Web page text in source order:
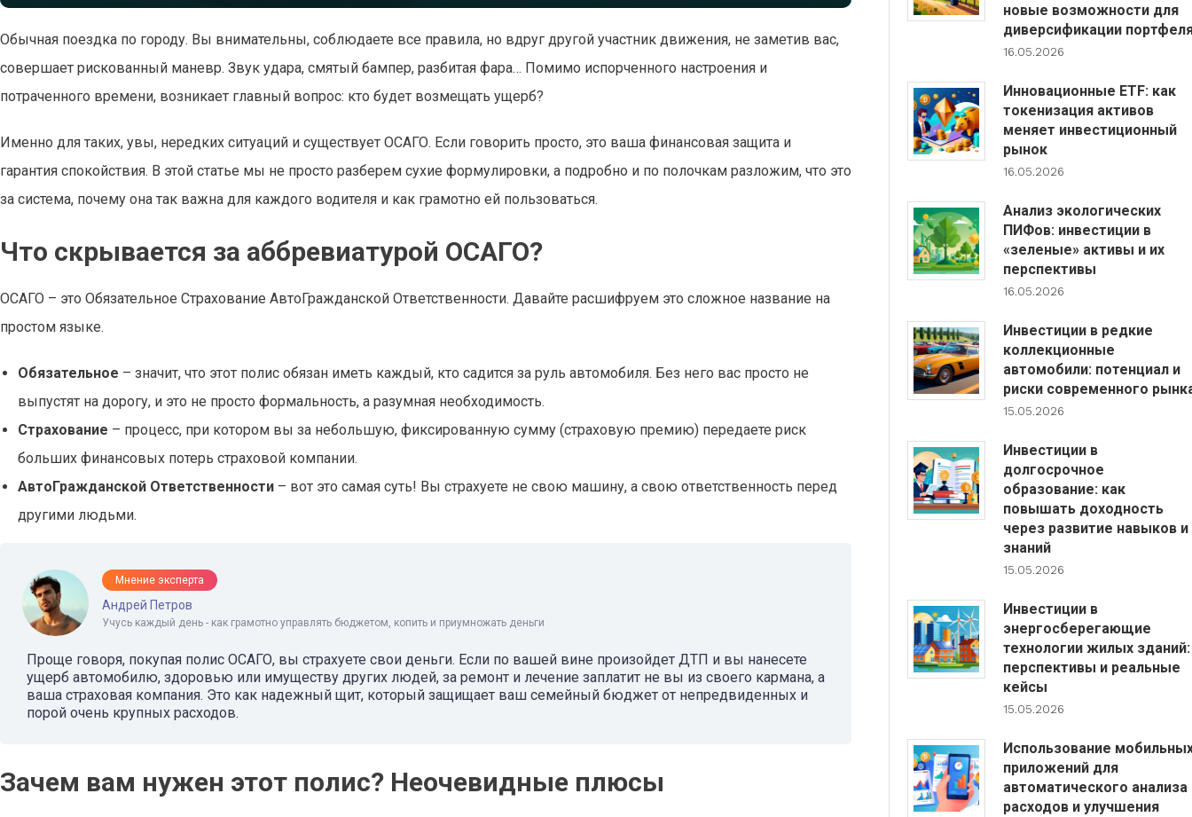
Обычная поездка по городу. Вы внимательны, соблюдаете все правила, но вдруг другой участник движения, не заметив вас,
совершает рискованный маневр. Звук удара, смятый бампер, разбитая фара… Помимо испорченного настроения и
потраченного времени, возникает главный вопрос: кто будет возмещать ущерб?
Именно для таких, увы, нередких ситуаций и существует ОСАГО. Если говорить просто, это ваша финансовая защита и
гарантия спокойствия. В этой статье мы не просто разберем сухие формулировки, а подробно и по полочкам разложим, что это
за система, почему она так важна для каждого водителя и как грамотно ей пользоваться.
Что скрывается за аббревиатурой ОСАГО?
ОСАГО – это Обязательное Страхование АвтоГражданской Ответственности. Давайте расшифруем это сложное название на
простом языке.
Обязательное – значит, что этот полис обязан иметь каждый, кто садится за руль автомобиля. Без него вас просто не
выпустят на дорогу, и это не просто формальность, а разумная необходимость.
Страхование – процесс, при котором вы за небольшую, фиксированную сумму (страховую премию) передаете риск
больших финансовых потерь страховой компании.
АвтоГражданской Ответственности – вот это самая суть! Вы страхуете не свою машину, а свою ответственность перед
другими людьми.
Мнение эксперта
Андрей Петров
Учусь каждый день - как грамотно управлять бюджетом, копить и приумножать деньги
Проще говоря, покупая полис ОСАГО, вы страхуете свои деньги. Если по вашей вине произойдет ДТП и вы нанесете
ущерб автомобилю, здоровью или имуществу других людей, за ремонт и лечение заплатит не вы из своего кармана, а
ваша страховая компания. Это как надежный щит, который защищает ваш семейный бюджет от непредвиденных и
порой очень крупных расходов.
Зачем вам нужен этот полис? Неочевидные плюсы
новые возможности для
диверсификации
16.05.2026
Инновационные ETF: как
токенизация активов
меняет инвестиционный
рынок
16.05.2026
Анализ экологических
ПИФов: инвестиции в
«зеленые» активы и их
перспективы
16.05.2026
Инвестиции в редкие
коллекционные
автомобили: потенциал и
риски современного
15.05.2026
Инвестиции в
долгосрочное
образование: как
повышать доходность
через развитие навыков и
знаний
15.05.2026
Инвестиции в
энергосберегающие
технологии жилых зданий:
перспективы и реальные
кейсы
15.05.2026
Использование
приложений для
автоматического анализа
расходов и улучшения